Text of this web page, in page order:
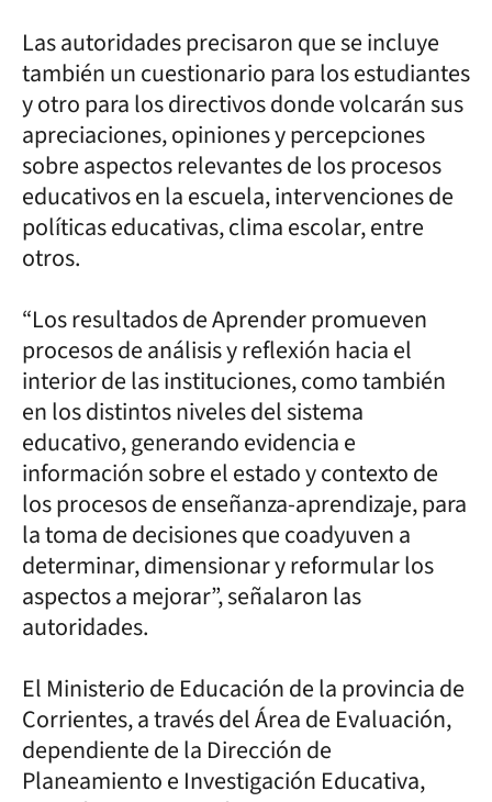
Las autoridades precisaron que se incluye
también un cuestionario para los estudiantes
y otro para los directivos donde volcarán sus
apreciaciones, opiniones y percepciones
sobre aspectos relevantes de los procesos
educativos en la escuela, intervenciones de
políticas educativas, clima escolar, entre
otros.
“Los resultados de Aprender promueven
procesos de análisis y reflexión hacia el
interior de las instituciones, como también
en los distintos niveles del sistema
educativo, generando evidencia e
información sobre el estado y contexto de
los procesos de enseñanza-aprendizaje, para
la toma de decisiones que coadyuven a
determinar, dimensionar y reformular los
aspectos a mejorar”, señalaron las
autoridades.
El Ministerio de Educación de la provincia de
Corrientes, a través del Área de Evaluación,
dependiente de la Dirección de
Planeamiento e Investigación Educativa,